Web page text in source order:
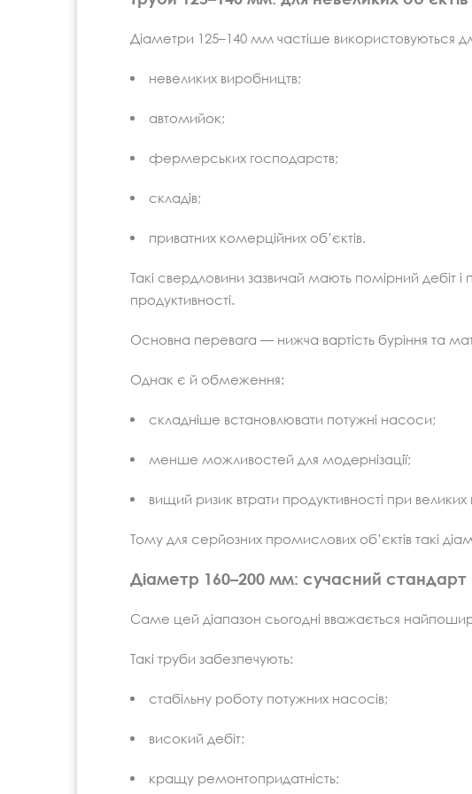
Діаметри 125–140 мм частіше використовуються
невеликих виробництв;
автомийок;
фермерських господарств;
складів;
приватних комерційних об’єктів.
Такі свердловини зазвичай мають помірний дебіт
продуктивності.
Основна перевага — нижча вартість буріння та
Однак є й обмеження:
складніше встановлювати потужні насоси;
менше можливостей для модернізації;
вищий ризик втрати продуктивності при
Тому для серйозних промислових об’єктів такі
Діаметр 160–200 мм: сучасний стандарт
Саме цей діапазон сьогодні вважається
Такі труби забезпечують:
стабільну роботу потужних насосів;
високий дебіт;
кращу ремонтопридатність;